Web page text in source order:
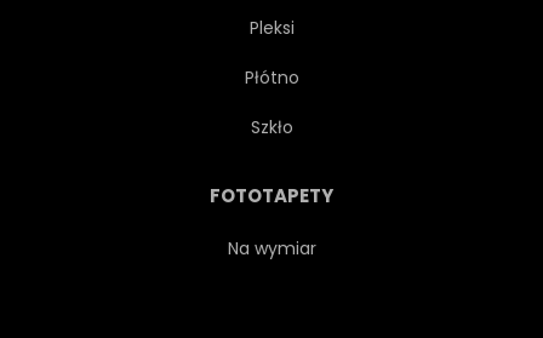
REPREZENTACJA
Pleksi
Płótno
Szkło
FOTOTAPETY
Na wymiar